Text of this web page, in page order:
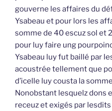
gouverne les affaires du
Ysabeau et pour lors les
somme de 40 escuz sol et
pour luy faire ung
Ysabeau luy fut baillé par
acoustrée tellement que
d’icelle luy cousta la
Nonobstant lesquelz dons
receuz et exigés par